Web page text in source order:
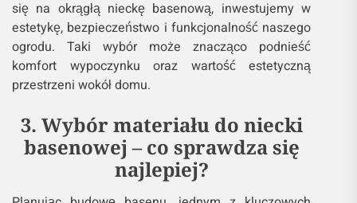
się na okrągłą nieckę basenową, inwestujemy w
estetykę, bezpieczeństwo i funkcjonalność naszego
ogrodu. Taki wybór może znacząco podnieść
komfort wypoczynku oraz wartość estetyczną
przestrzeni wokół domu.
3. Wybór materiału do niecki
basenowej – co sprawdza się
najlepiej?